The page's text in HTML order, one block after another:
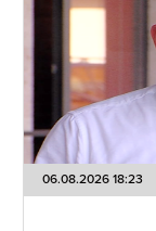
06.08.2026 18:23